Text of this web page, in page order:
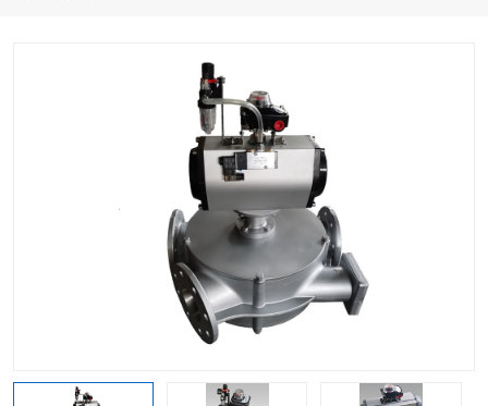
不锈钢三通阀
翻板转向阀
Y型球阀
气动球阀
粉体分路阀